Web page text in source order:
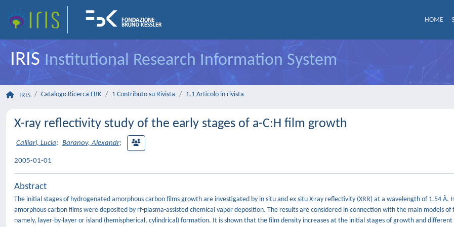
HOME
IRISInstitutional Research Information System
IRIS Catalogo Ricerca FBK 1 Contributo su Rivista 1.1 Articolo in rivista
X-ray reflectivity study of the early stages of a-C:H film growth
Calliari, Lucia; Baranov, Alexandr;
2005-01-01
Abstract
The initial stages of hydrogenated amorphous carbon films growth are investigated by in situ and ex situ X-ray reflectivity (XRR) at a wavelength of 1.54 Å.
amorphous carbon films were deposited by rf-plasma-assisted chemical vapor deposition. The results are considered in connection with the main models
namely, layer-by-layer or island (hemispherical, cylindrical) formation. It is shown that the film density increases at the initial stages of growth and different